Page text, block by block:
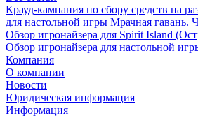
Крауд-кампания по сбору средств на
для настольной игры Мрачная гавань.
Обзор игронайзера для Spirit Island
Обзор игронайзера для настольной
Компания
О компании
Новости
Юридическая информация
Информация